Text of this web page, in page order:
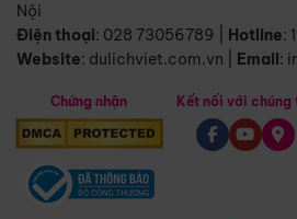
Nội
Điện thoại: 028 73056789 Hotline:
Website: dulichviet.com.vn Email:
Chứng nhận Kết nối với chúng